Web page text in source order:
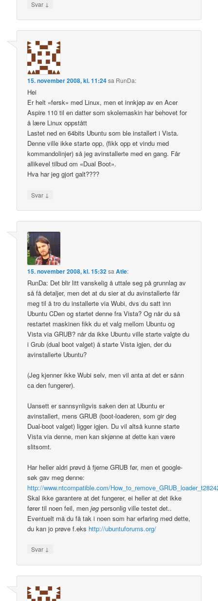
Svar ↓
15. november 2008, kl. 11:24sa RunDa:
Hei
Er helt «fersk» med Linux, men et innkjøp av en Acer
Aspire 110 til en datter som skolemaskin har behovet for
å lære Linux oppstått
Lastet ned en 64bits Ubuntu som ble installert i Vista.
Denne ville ikke starte opp, (fikk opp et vindu med
kommandolinjer) så jeg avinstallerte med en gang. Får
allikevel tilbud om «Dual Boot».
Hva har jeg gjort galt????
Svar ↓
15. november 2008, kl. 15:32sa Atle:
RunDa: Det blir litt vanskelig å uttale seg på grunnlag av
så få detaljer, men det at du sier at du avinstallerte får
meg til å tro du installerte via Wubi, dvs du satt inn
Ubuntu CDen og startet denne fra Vista? Og når du så
restartet maskinen fikk du et valg mellom Ubuntu og
Vista via GRUB? når da ikke Ubuntu ville starte valgte du
i Grub (dual boot valget) å starte Vista igjen, der du
avinstallerte Ubuntu?
(Jeg kjenner ikke Wubi selv, men vil anta at det er sånn
ca den fungerer).
Uansett er sannsynligvis saken den at Ubuntu er
avinstallert, mens GRUB (boot-loaderen, som gir deg
Dual-boot valget) ligger igjen. Du vil altså kunne starte
Vista via denne, men kan skjønne at dette kan være
slitsomt.
Har heller aldri prøvd å fjerne GRUB før, men et google-
søk gav meg denne:
http://www.ntcompatible.com/
Skal ikke garantere at det fungerer, ei heller at det ikke
fører til noen feil, menjeg personlig ville testet det..
Eventuelt må du få tak i noen som har erfaring med dette,
du kan jo prøve f.eks http://ubuntuforums.org/
Svar ↓